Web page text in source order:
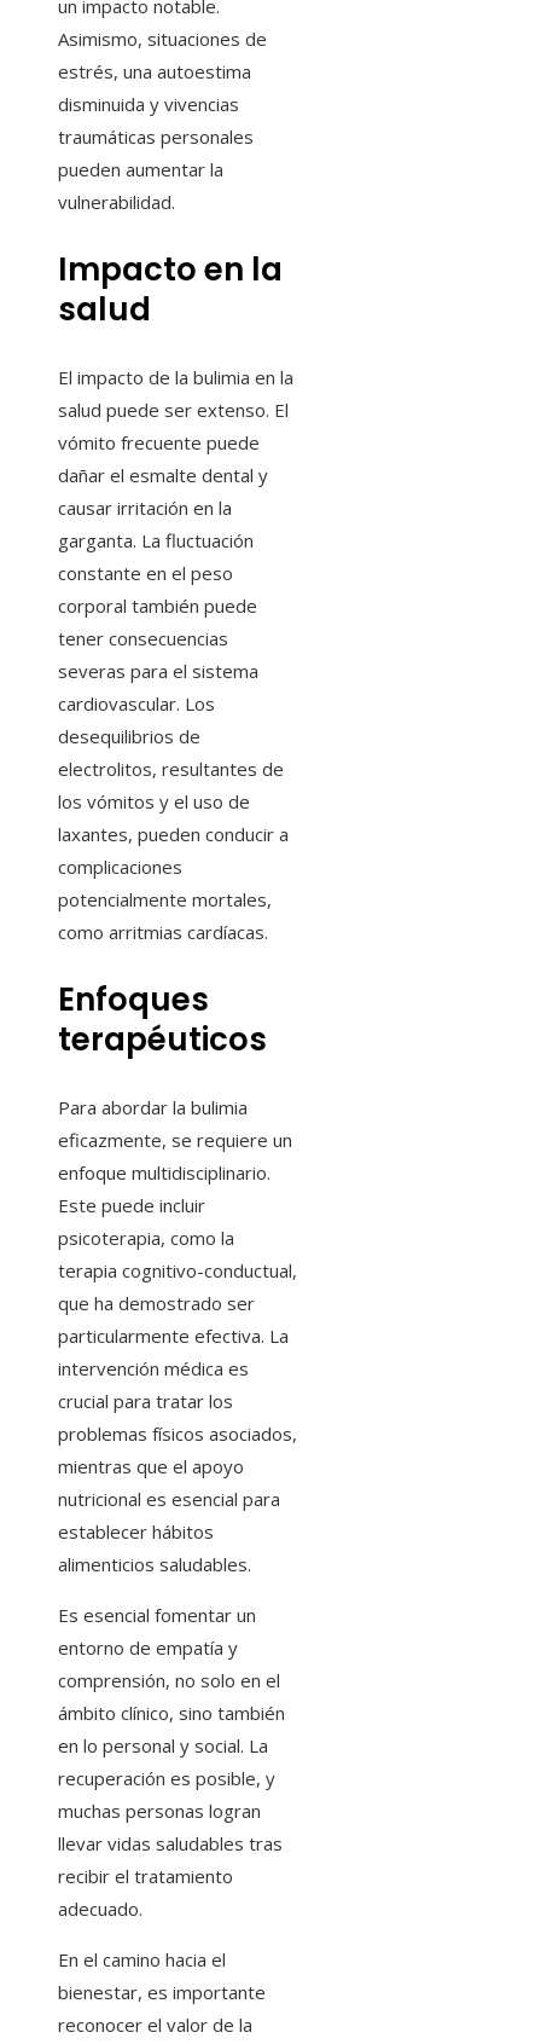
un impacto notable.
Asimismo, situaciones de
estrés, una autoestima
disminuida y vivencias
traumáticas personales
pueden aumentar la
vulnerabilidad.
Impacto en la
salud
El impacto de la bulimia en la
salud puede ser extenso. El
vómito frecuente puede
dañar el esmalte dental y
causar irritación en la
garganta. La fluctuación
constante en el peso
corporal también puede
tener consecuencias
severas para el sistema
cardiovascular. Los
desequilibrios de
electrolitos, resultantes de
los vómitos y el uso de
laxantes, pueden conducir a
complicaciones
potencialmente mortales,
como arritmias cardíacas.
Enfoques
terapéuticos
Para abordar la bulimia
eficazmente, se requiere un
enfoque multidisciplinario.
Este puede incluir
psicoterapia, como la
terapia cognitivo-conductual,
que ha demostrado ser
particularmente efectiva. La
intervención médica es
crucial para tratar los
problemas físicos asociados,
mientras que el apoyo
nutricional es esencial para
establecer hábitos
alimenticios saludables.
Es esencial fomentar un
entorno de empatía y
comprensión, no solo en el
ámbito clínico, sino también
en lo personal y social. La
recuperación es posible, y
muchas personas logran
llevar vidas saludables tras
recibir el tratamiento
adecuado.
En el camino hacia el
bienestar, es importante
reconocer el valor de la